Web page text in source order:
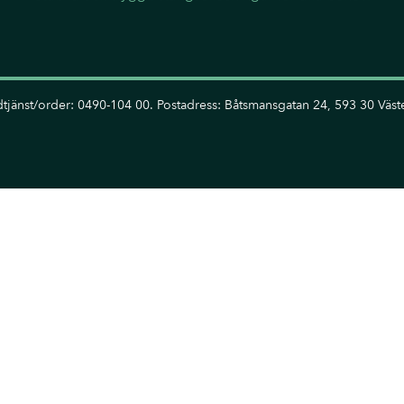
order: 0490-104 00. Postadress: Båtsmansgatan 24, 593 30